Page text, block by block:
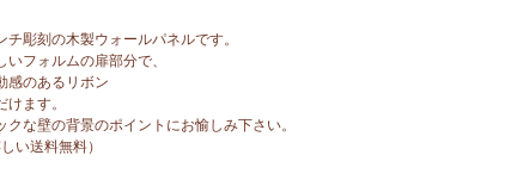
彫刻の木製ウォールパネルです。
フォルムの扉部分で、
感のあるリボン
ます。
な壁の背景のポイントにお愉しみ下さい。
い送料無料）